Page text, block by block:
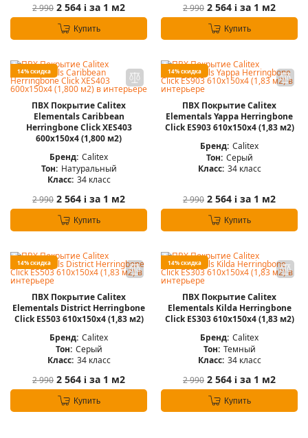
2 990 2 564 i за 1 м2
Купить
2 990 2 564 i за 1 м2
Купить
14% скидка
ПВХ Покрытие Calitex
Elementals Caribbean
Herringbone Click XES403
600x150x4 (1,800 м2)
Бренд: Calitex
Тон: Натуральный
Класс: 34 класс
2 990 2 564 i за 1 м2
Купить
14% скидка
ПВХ Покрытие Calitex
Elementals Yappa Herringbone
Click ES903 610x150x4 (1,83 м2)
Бренд: Calitex
Тон: Серый
Класс: 34 класс
2 990 2 564 i за 1 м2
Купить
14% скидка
ПВХ Покрытие Calitex
Elementals District Herringbone
Click ES503 610x150x4 (1,83 м2)
Бренд: Calitex
Тон: Серый
Класс: 34 класс
2 990 2 564 i за 1 м2
Купить
14% скидка
ПВХ Покрытие Calitex
Elementals Kilda Herringbone
Click ES303 610x150x4 (1,83 м2)
Бренд: Calitex
Тон: Темный
Класс: 34 класс
2 990 2 564 i за 1 м2
Купить